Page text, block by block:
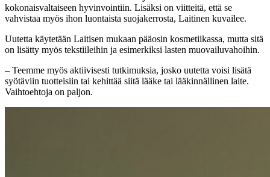
kokonaisvaltaiseen hyvinvointiin. Lisäksi on viitteitä, että se
vahvistaa myös ihon luontaista suojakerrosta, Laitinen kuvailee.
Uutetta käytetään Laitisen mukaan pääosin kosmetiikassa, mutta sitä
on lisätty myös tekstiileihin ja esimerkiksi lasten muovailuvahoihin.
– Teemme myös aktiivisesti tutkimuksia, josko uutetta voisi lisätä
syötäviin tuotteisiin tai kehittää siitä lääke tai lääkinnällinen laite.
Vaihtoehtoja on paljon.